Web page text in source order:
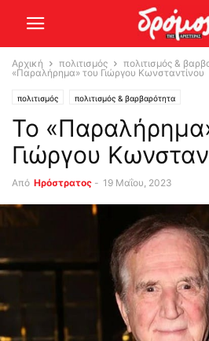
Αρχική πολιτισμός πολιτισμός &
«Παραλήρημα» του Γιώργου Κωνσταντίνου
πολιτισμός πολιτισμός & βαρβαρότητα
Το
Γιώργου
Από Ηρόστρατος - 19 Μαΐου, 2023